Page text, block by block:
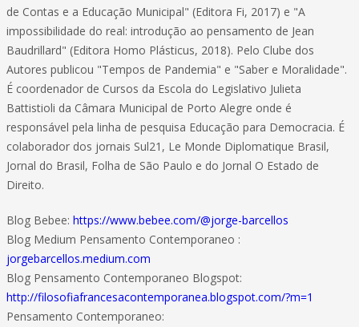
de Contas e a Educação Municipal" (Editora Fi, 2017) e "A
impossibilidade do real: introdução ao pensamento de Jean
Baudrillard" (Editora Homo Plásticus, 2018). Pelo Clube dos
Autores publicou "Tempos de Pandemia" e "Saber e Moralidade".
É coordenador de Cursos da Escola do Legislativo Julieta
Battistioli da Câmara Municipal de Porto Alegre onde é
responsável pela linha de pesquisa Educação para Democracia. É
colaborador dos jornais Sul21, Le Monde Diplomatique Brasil,
Jornal do Brasil, Folha de São Paulo e do Jornal O Estado de
Direito.
Blog Bebee: https://www.bebee.com/@jorge-barcellos
Blog Medium Pensamento Contemporaneo :
jorgebarcellos.medium.com
Blog Pensamento Contemporaneo Blogspot:
http://filosofiafrancesacontemporanea.blogspot.com/?m=1
Pensamento Contemporaneo: